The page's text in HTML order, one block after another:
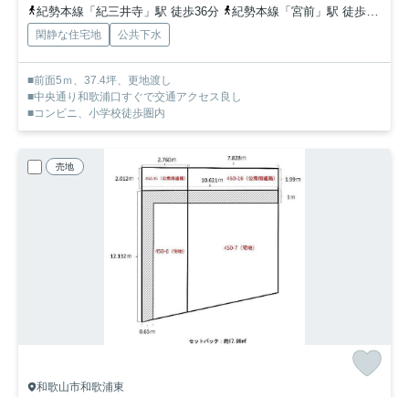
紀勢本線「紀三井寺」駅 徒歩36分
紀勢本線「宮前」駅 徒歩47分
閑静な住宅地 公共下水
■前面5ｍ、37.4坪、更地渡し
■中央通り和歌浦口すぐで交通アクセス良し
■コンビニ、小学校徒歩圏内
売地
和歌山市和歌浦東